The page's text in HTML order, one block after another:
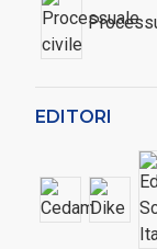
EDITORI